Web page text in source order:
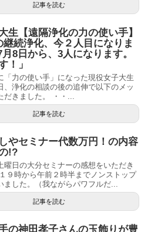
記事を読む
生【遠隔浄化の力の使い手】
継続浄化、今２人目になりま
8日から、3人になります。
！」
「力の使い手」になった現役女子大生
、浄化の相談の後の追伸で以下のメッ
だきました。 ・・...
記事を読む
やセミナー代数万円！の内容
!?
曜日の大分セミナーの感想をいただき
９時から午前２時半までノンストップ
ました。（我ながらパワフルだ...
記事を読む
の神田孝子さんの玉飾りが豊